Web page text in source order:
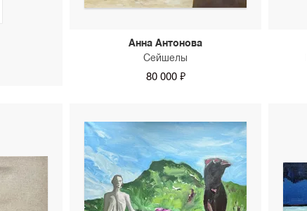
Анна Антонова
Сейшелы
80 000 ₽